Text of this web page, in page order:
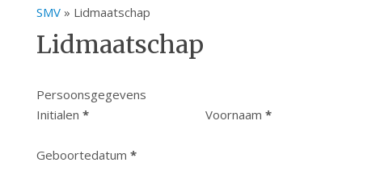
SMV » Lidmaatschap
Lidmaatschap
Persoonsgegevens
Initialen * Voornaam *
Geboortedatum *